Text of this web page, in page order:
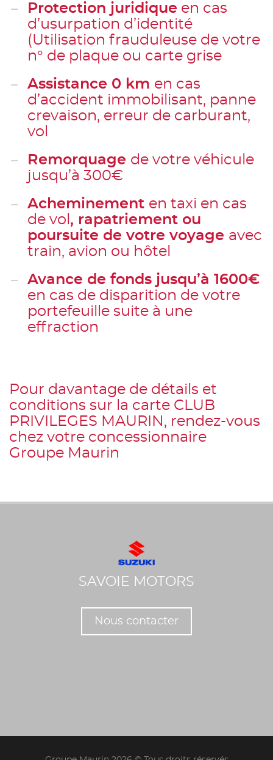
Protection juridique en cas
d’usurpation d’identité
(Utilisation frauduleuse de votre
n° de plaque ou carte grise
Assistance 0 km en cas
d’accident immobilisant, panne
crevaison, erreur de carburant,
vol
Remorquage de votre véhicule
jusqu’à 300€
Acheminement en taxi en cas
de vol , rapatriement ou
poursuite de votre voyage avec
train, avion ou hôtel
Avance de fonds jusqu’à 1600€
en cas de disparition de votre
portefeuille suite à une
effraction
Pour davantage de détails et
conditions sur la carte CLUB
PRIVILEGES MAURIN, rendez-vous
chez votre concessionnaire
Groupe Maurin
SAVOIE MOTORS
Nous contacter